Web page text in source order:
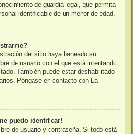
de guardia legal, que permita
identificable de un menor de edad.
del sitio haya baneado su
de usuario con el que está intentando
También puede estar deshabilitado
Póngase en contacto con La
puedo identificar!
de usuario y contraseña. Si todo está